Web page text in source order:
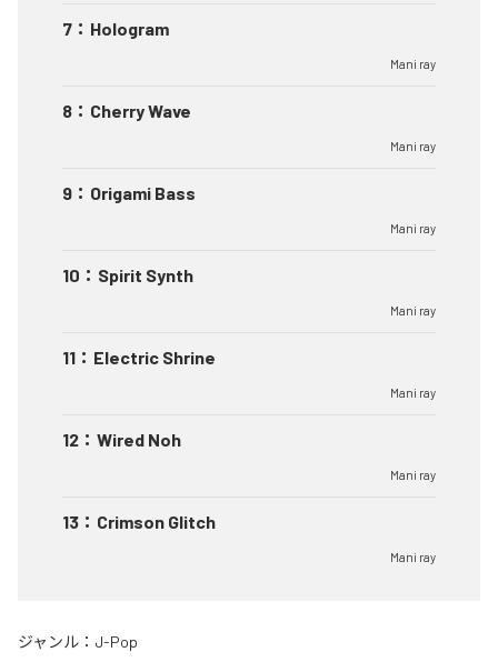
7 ： Hologram
Mani ray
8 ： Cherry Wave
Mani ray
9 ： Origami Bass
Mani ray
10 ： Spirit Synth
Mani ray
11 ： Electric Shrine
Mani ray
12 ： Wired Noh
Mani ray
13 ： Crimson Glitch
Mani ray
ジャンル： J-Pop